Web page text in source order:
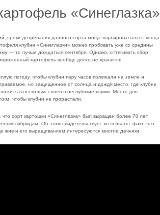
«Синеглазка»
сроки дозревания данного сорта могут варьироваться от конца
клубни «Синеглазки» можно пробовать уже со средины
— то лучше дождаться сентября. Однако, оттягивать сбор
картофель вообще долго не хранится.
погоду, чтобы клубни пару часов полежали на земле и
но защищенное от солнца и дождя место, где клубни
в несколько слоев в неглубокие ящики. Место для
чтобы клубни не прорастали.
сорт картошки «Синеглазка» был выращен более 70 лет
гибридам. Об этом свидетельствует хотя бы тот факт, что
жив и его выращиванием интересуются многие дачники.